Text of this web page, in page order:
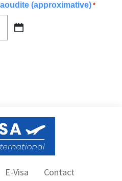
(approximative) *
E-Visa Contact